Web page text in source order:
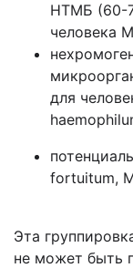
НТМБ (60-
человека
для
fortuitum,
Эта
не может быть